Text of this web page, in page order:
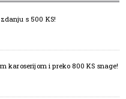
s 500 KS!
karoserijom i preko 800 KS snage!